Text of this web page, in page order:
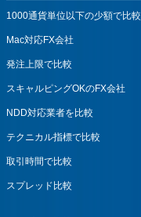
1000通貨単位以下の少額で比較
Mac対応FX会社
発注上限で比較
スキャルピングOKのFX会社
NDD対応業者を比較
テクニカル指標で比較
取引時間で比較
スプレッド比較